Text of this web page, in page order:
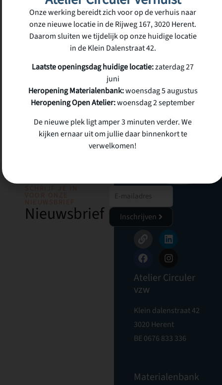
€35,00
incl.
btw
6 op voorraad
SCHRIJF JE IN
VOOR ONZE
NIEUWSBRIEF
Nieuwsbrief Inschrijven
Atelier Circuler
vzw
Klein dalenstraat 42
3020 Herent
BE 0676 833 336
Materialenbank
Onze werking bereidt zich voor op de verhuis naar
onze nieuwe locatie in de Rijweg 167, 3020 Herent.
Daarom sluiten we tijdelijk op onze huidige locatie
in de Klein Dalenstraat 42.
Laatste openingsdag huidige locatie:zaterdag 27
juni
Heropening Materialenbank:woensdag 5 augustus
Heropening Open Atelier:woensdag 2 september
De nieuwe plek ligt amper 3 minuten verder. We
kijken ernaar uit om jullie daar binnenkort te
verwelkomen!